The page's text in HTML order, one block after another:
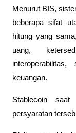
Menurut BIS,
beberapa sifat
hitung yang
uang,
keuangan.
Stablecoin
persyaratan